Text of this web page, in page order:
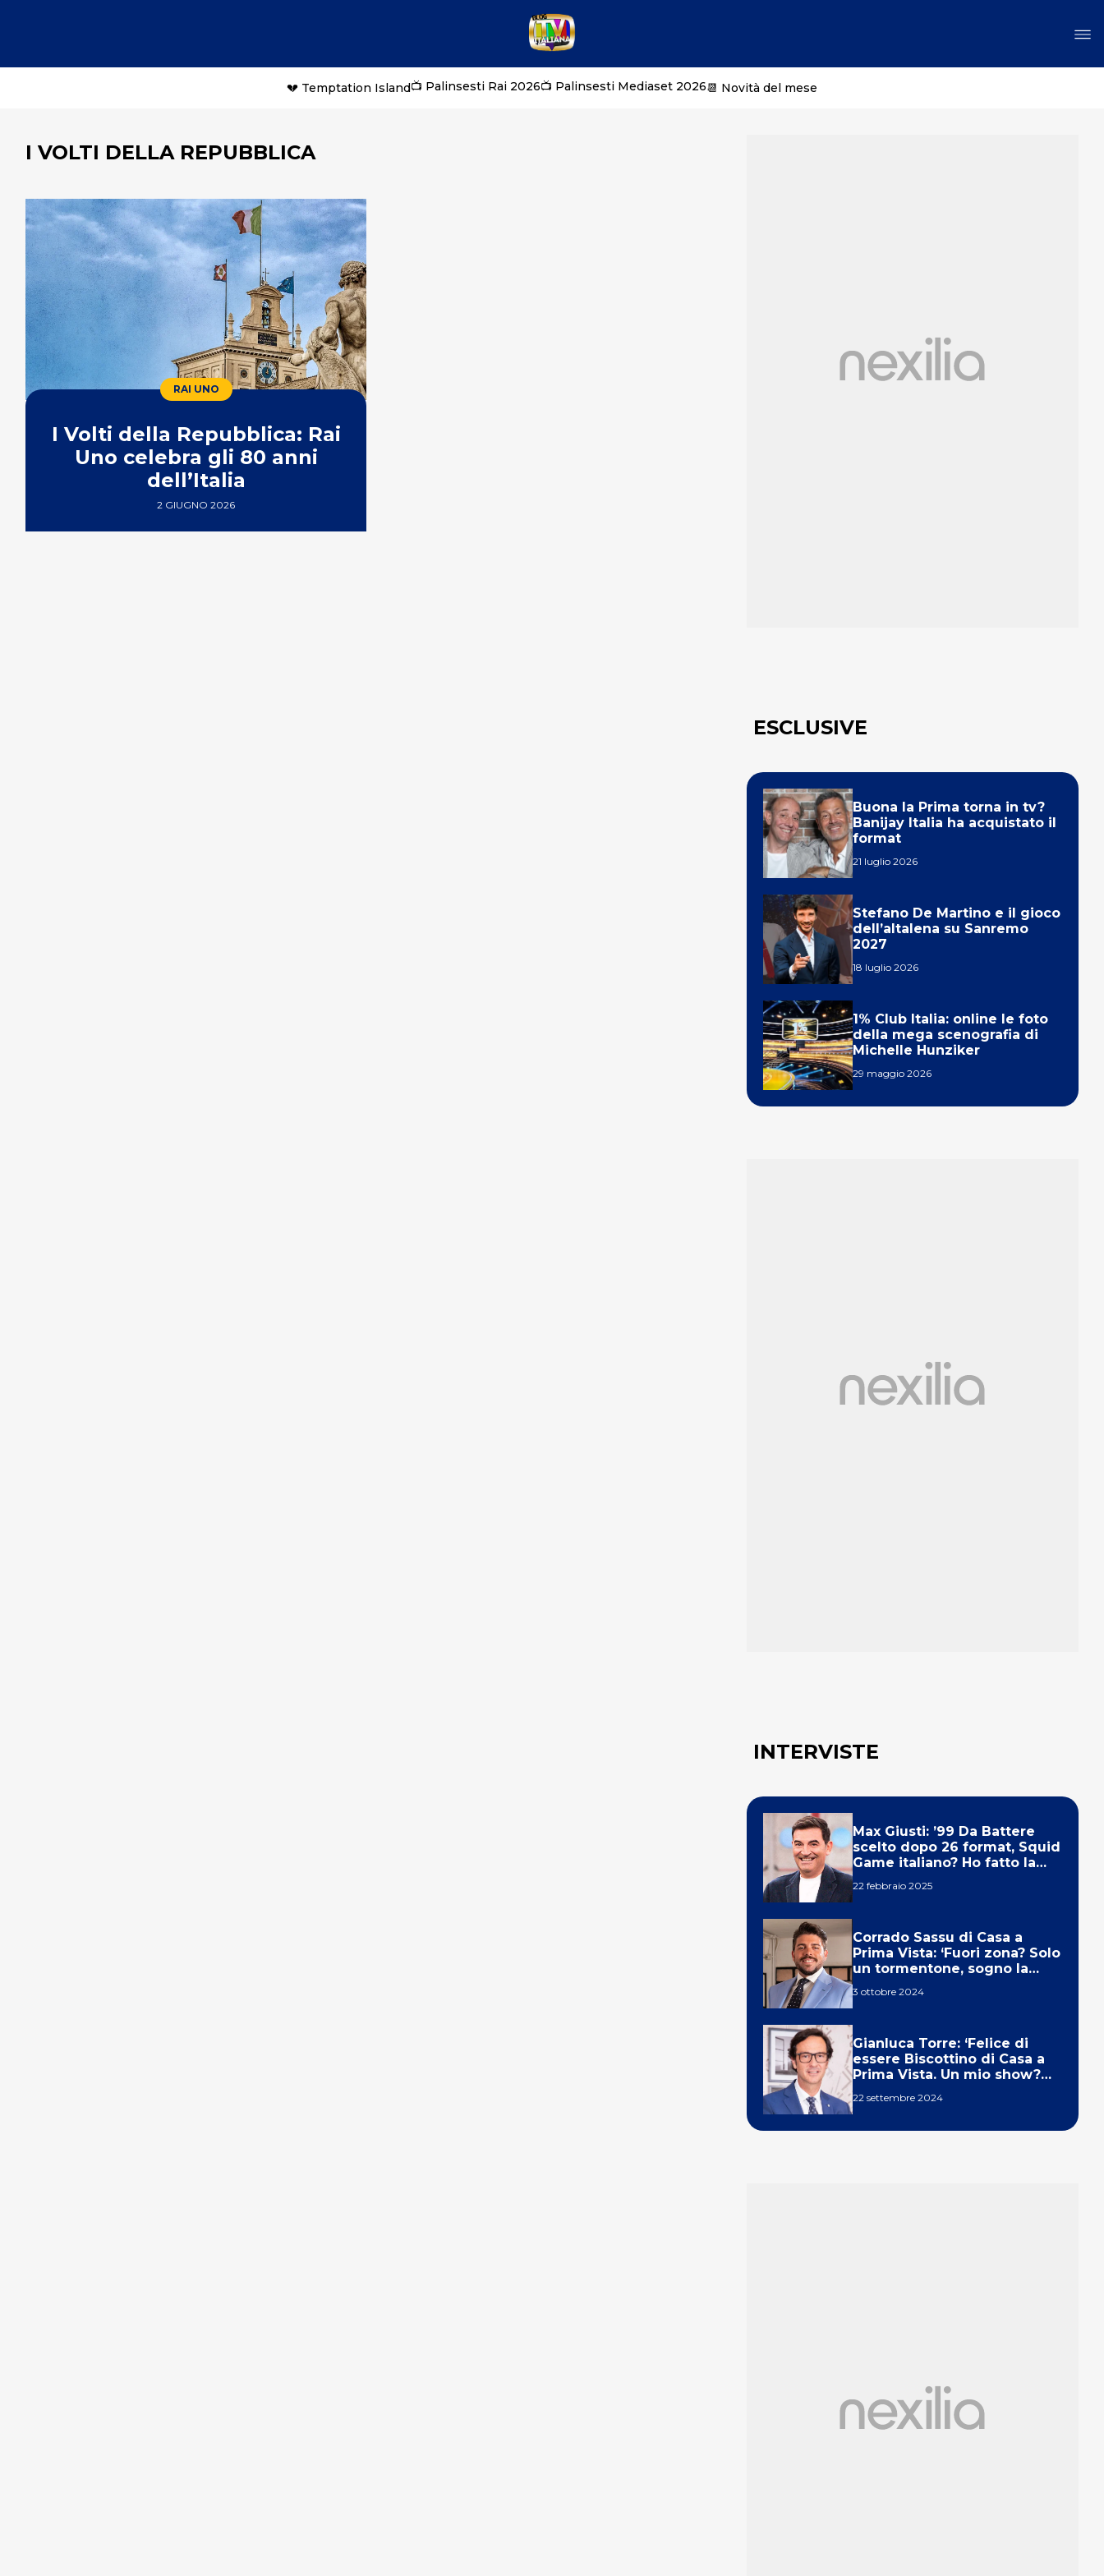
💔 Temptation Island📺 Palinsesti Rai 2026📺 Palinsesti Mediaset 2026📆 Novità del mese
I VOLTI DELLA REPUBBLICA
RAI UNO
I Volti della Repubblica: Rai
Uno celebra gli 80 anni
dell’Italia
2 GIUGNO 2026
ESCLUSIVE
Buona la Prima torna in tv?
Banijay Italia ha acquistato il
format
21 luglio 2026
Stefano De Martino e il gioco
dell’altalena su Sanremo
2027
18 luglio 2026
1% Club Italia: online le foto
della mega scenografia di
Michelle Hunziker
29 maggio 2026
INTERVISTE
Max Giusti: ’99 Da Battere
scelto dopo 26 format, Squid
Game italiano? Ho fatto la
22 febbraio 2025
Corrado Sassu di Casa a
Prima Vista: ‘Fuori zona? Solo
un tormentone, sogno la
3 ottobre 2024
Gianluca Torre: ‘Felice di
essere Biscottino di Casa a
Prima Vista. Un mio show?
22 settembre 2024